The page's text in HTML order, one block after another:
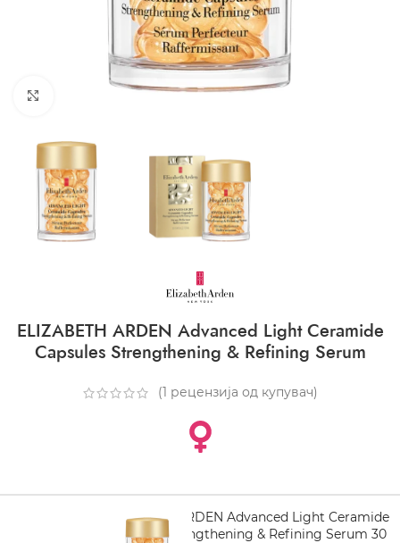
CLICK TO ENLARGE
ELIZABETH ARDEN Advanced Light Ceramide
Capsules Strengthening & Refining Serum
(1 рецензија од купувач)
ELIZABETH ARDEN Advanced Light Ceramide
Capsules Strengthening & Refining Serum 30